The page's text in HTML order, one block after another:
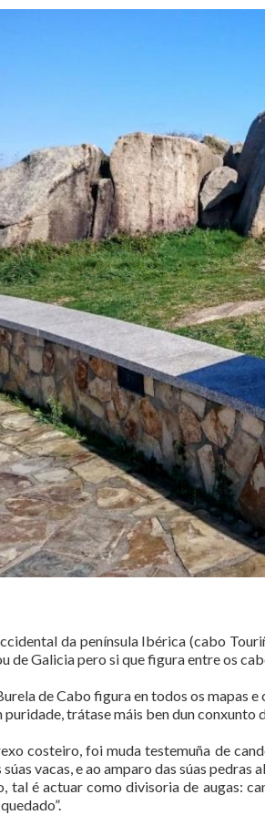
da península Ibérica (cabo
de Galicia pero si que figura entre os
de Cabo figura en todos os mapas
puridade, trátase máis ben dun
costeiro, foi muda testemuña de
vacas, e ao amparo das súas
tal é actuar como divisoria de augas: